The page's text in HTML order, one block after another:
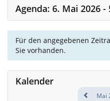
Agenda: 6. Mai 2026 -
Für den angegebenen
Sie vorhanden.
Kalender
Mai